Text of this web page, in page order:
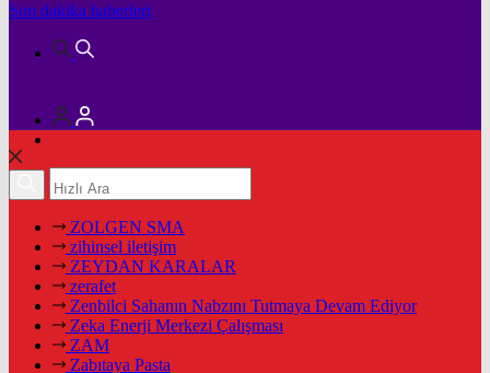
Son dakika haberleri
ZOLGEN SMA
zihinsel iletişim
ZEYDAN KARALAR
zerafet
Zenbilci Sahanın Nabzını Tutmaya Devam Ediyor
Zeka Enerji Merkezi Çalışması
ZAM
Zabıtaya Pasta